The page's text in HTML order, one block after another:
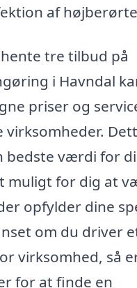
af
tre tilbud på
i Havndal
priser og
virksomheder.
bedste værdi for
muligt for dig at
opfylder dine
om du driver
virksomhed, så
for at finde en